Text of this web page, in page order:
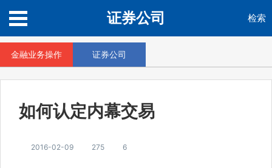
证券公司 检索
金融业务操作 证券公司
如何认定内幕交易
2016-02-09 275 6